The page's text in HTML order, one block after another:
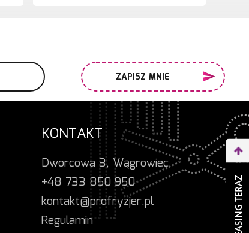
ZAPISZ MNIE
KONTAKT
Dworcowa 3, Wągrowiec
+48 733 850 950
kontakt@profryzjer.pl
Regulamin